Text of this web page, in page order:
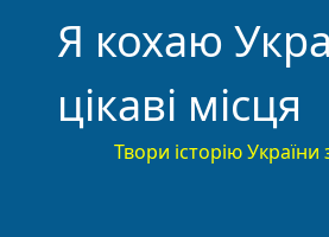
Я кохаю
цікаві місця
Твори історію України